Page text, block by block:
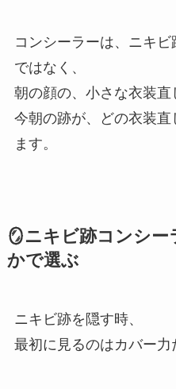
コンシーラーは、ニキ
ではなく、
朝の顔の、小さな衣装直
今朝の跡が、どの衣装
ます。
🪞ニキビ跡コンシ
かで選ぶ
ニキビ跡を隠す時、
最初に見るのはカバー力